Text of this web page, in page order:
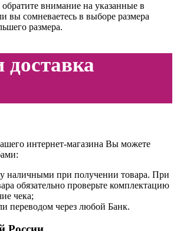
внимание на указанные в
вы сомневаетесь в выборе размера
размера.
интернет-магазина Вы можете
наличными при получении товара. При
обязательно проверьте комплектацию
чека;
переводом через любой Банк.